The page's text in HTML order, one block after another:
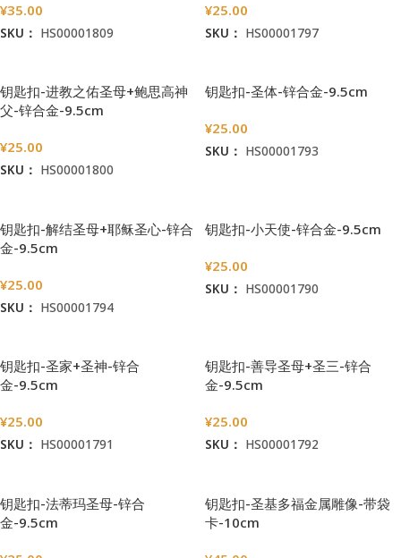
¥35.00
SKU： HS00001809
¥25.00
SKU： HS00001797
钥匙扣-进教之佑圣母+鲍思高神
父-锌合金-9.5cm
¥25.00
SKU： HS00001800
钥匙扣-圣体-锌合金-9.5cm
¥25.00
SKU： HS00001793
钥匙扣-解结圣母+耶稣圣心-锌合
金-9.5cm
¥25.00
SKU： HS00001794
钥匙扣-小天使-锌合金-9.5cm
¥25.00
SKU： HS00001790
钥匙扣-圣家+圣神-锌合
金-9.5cm
¥25.00
SKU： HS00001791
钥匙扣-善导圣母+圣三-锌合
金-9.5cm
¥25.00
SKU： HS00001792
钥匙扣-法蒂玛圣母-锌合
金-9.5cm
钥匙扣-圣基多福金属雕像-带袋
卡-10cm